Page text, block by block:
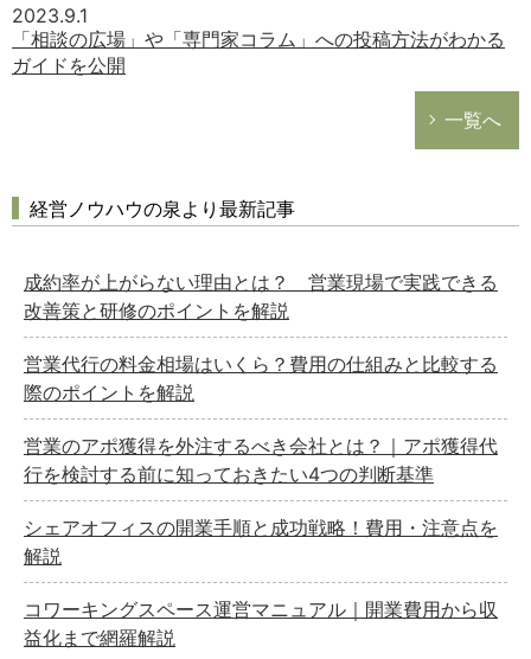
2023.9.1
「相談の広場」や「専門家コラム」への投稿方法がわかる
ガイドを公開
一覧へ
経営ノウハウの泉より最新記事
成約率が上がらない理由とは？ 営業現場で実践できる
改善策と研修のポイントを解説
営業代行の料金相場はいくら？費用の仕組みと比較する
際のポイントを解説
営業のアポ獲得を外注するべき会社とは？｜アポ獲得代
行を検討する前に知っておきたい4つの判断基準
シェアオフィスの開業手順と成功戦略！費用・注意点を
解説
コワーキングスペース運営マニュアル｜開業費用から収
益化まで網羅解説